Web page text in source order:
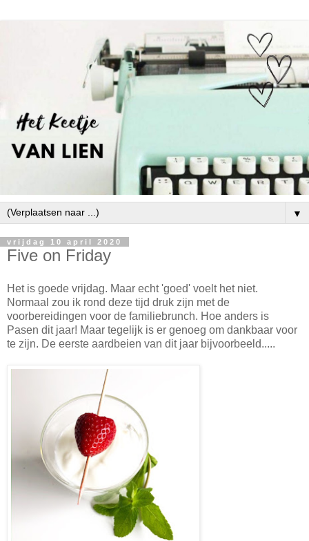
▼
vrijdag 10 april 2020
Five on Friday
Het is goede vrijdag. Maar echt 'goed' voelt het niet.
Normaal zou ik rond deze tijd druk zijn met de
voorbereidingen voor de familiebrunch. Hoe anders is
Pasen dit jaar! Maar tegelijk is er genoeg om dankbaar voor
te zijn. De eerste aardbeien van dit jaar bijvoorbeeld.....